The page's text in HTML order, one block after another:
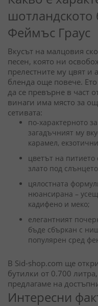
шотландското
Феймъс Граус
Вкусът на малцовия
песен, която ни
прелестните му цвят и
бленда още повече.
да се превърне в част
винаги има място за
сетивата:
по-характерното
загадъчният му
карамел,
цветът на питието
злато под
цялостната
нюансирана –
кадифено и меко;
елегантният
бъде сбъркан с
популярен сред
В Sid-shop.com ще
бутилки от 0.700
предлагаме на
Интересни